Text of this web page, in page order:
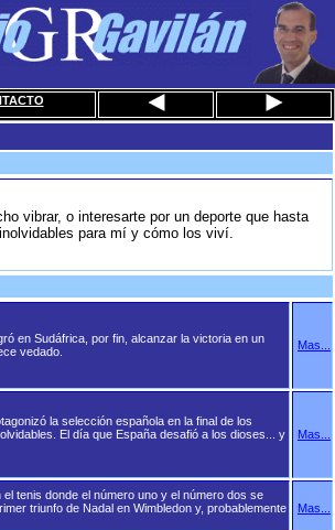
vibrar, o interesarte por un deporte que hasta
para mí y cómo los viví.
en Sudáfrica, por fin, alcanzar la victoria en un
vedado.
Mas...
la selección española en la final de los
El día que España desafió a los dioses... y
Mas...
tenis donde el número uno y el número dos se
triunfo de Nadal en Wimbledon y, probablemente
Mas...